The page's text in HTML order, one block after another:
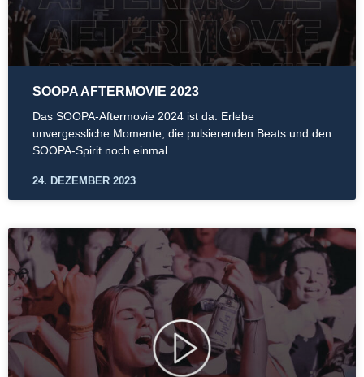
SOOPA AFTERMOVIE 2023
Das SOOPA-Aftermovie 2024 ist da. Erlebe
unvergessliche Momente, die pulsierenden Beats und den
SOOPA-Spirit noch einmal.
24. DEZEMBER 2023